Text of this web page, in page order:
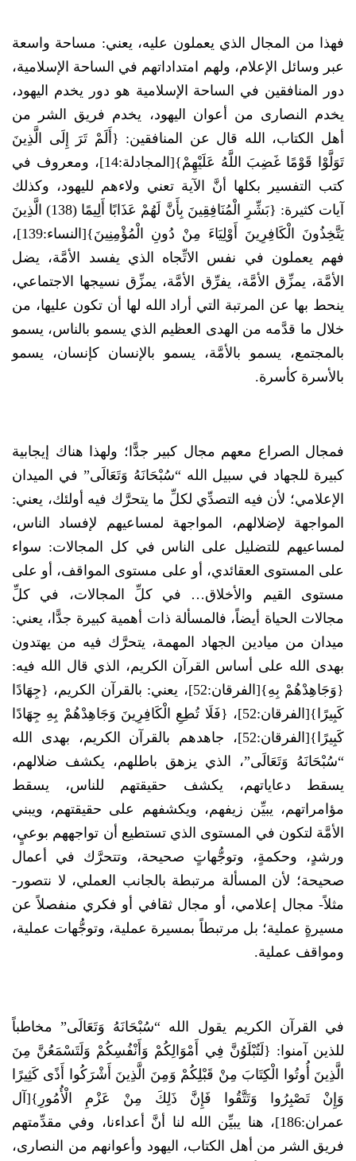
فهذا من المجال الذي يعملون عليه، يعني: مساحة واسعة
عبر وسائل الإعلام، ولهم امتداداتهم في الساحة الإسلامية،
دور المنافقين في الساحة الإسلامية هو دور يخدم اليهود،
يخدم النصارى من أعوان اليهود، يخدم فريق الشر من
أهل الكتاب، الله قال عن المنافقين: {أَلَمْ تَرَ إِلَى الَّذِينَ
تَوَلَّوْا قَوْمًا غَضِبَ اللَّهُ عَلَيْهِمْ}[المجادلة:14]، ومعروف في
كتب التفسير بكلها أنَّ الآية تعني ولاءهم لليهود، وكذلك
آيات كثيرة: {بَشِّرِ الْمُنَافِقِينَ بِأَنَّ لَهُمْ عَذَابًا أَلِيمًا (138) الَّذِينَ
يَتَّخِذُونَ الْكَافِرِينَ أَوْلِيَاءَ مِنْ دُونِ الْمُؤْمِنِينَ}[النساء:139]،
فهم يعملون في نفس الاتِّجاه الذي يفسد الأمَّة، يضل
الأمَّة، يمزِّق الأمَّة، يفرِّق الأمَّة، يمزِّق نسيجها الاجتماعي،
ينحط بها عن المرتبة التي أراد الله لها أن تكون عليها، من
خلال ما قدَّمه من الهدى العظيم الذي يسمو بالناس، يسمو
بالمجتمع، يسمو بالأمَّة، يسمو بالإنسان كإنسان، يسمو
بالأسرة كأسرة.
فمجال الصراع معهم مجال كبير جدًّا؛ ولهذا هناك إيجابية
كبيرة للجهاد في سبيل الله “سُبْحَانَهُ وَتَعَالَى” في الميدان
الإعلامي؛ لأن فيه التصدِّي لكلِّ ما يتحرَّك فيه أولئك، يعني:
المواجهة لإضلالهم، المواجهة لمساعيهم لإفساد الناس،
لمساعيهم للتضليل على الناس في كل المجالات: سواء
على المستوى العقائدي، أو على مستوى المواقف، أو على
مستوى القيم والأخلاق… في كلِّ المجالات، في كلِّ
مجالات الحياة أيضاً، فالمسألة ذات أهمية كبيرة جدًّا، يعني:
ميدان من ميادين الجهاد المهمة، يتحرَّك فيه من يهتدون
بهدى الله على أساس القرآن الكريم، الذي قال الله فيه:
{وَجَاهِدْهُمْ بِهِ}[الفرقان:52]، يعني: بالقرآن الكريم، {جِهَادًا
كَبِيرًا}[الفرقان:52]، {فَلَا تُطِعِ الْكَافِرِينَ وَجَاهِدْهُمْ بِهِ جِهَادًا
كَبِيرًا}[الفرقان:52]، جاهدهم بالقرآن الكريم، بهدى الله
“سُبْحَانَهُ وَتَعَالَى”، الذي يزهق باطلهم، يكشف ضلالهم،
يسقط دعاياتهم، يكشف حقيقتهم للناس، يسقط
مؤامراتهم، يبيِّن زيفهم، ويكشفهم على حقيقتهم، ويبني
الأمَّة لتكون في المستوى الذي تستطيع أن تواجههم بوعيٍ،
ورشدٍ، وحكمةٍ، وتوجُّهاتٍ صحيحة، وتتحرَّك في أعمال
صحيحة؛ لأن المسألة مرتبطة بالجانب العملي، لا نتصور-
مثلاً- مجال إعلامي، أو مجال ثقافي أو فكري منفصلاً عن
مسيرةٍ عملية؛ بل مرتبطاً بمسيرة عملية، وتوجُّهات عملية،
ومواقف عملية.
في القرآن الكريم يقول الله “سُبْحَانَهُ وَتَعَالَى” مخاطباً
للذين آمنوا: {لَتُبْلَوُنَّ فِي أَمْوَالِكُمْ وَأَنْفُسِكُمْ وَلَتَسْمَعُنَّ مِنَ
الَّذِينَ أُوتُوا الْكِتَابَ مِنْ قَبْلِكُمْ وَمِنَ الَّذِينَ أَشْرَكُوا أَذًى كَثِيرًا
وَإِنْ تَصْبِرُوا وَتَتَّقُوا فَإِنَّ ذَلِكَ مِنْ عَزْمِ الْأُمُورِ}[آل
عمران:186]، هنا يبيِّن الله لنا أنَّ أعداءنا، وفي مقدِّمتهم
فريق الشر من أهل الكتاب، اليهود وأعوانهم من النصارى،